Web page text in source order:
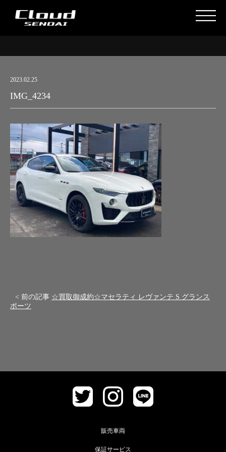
2023.02.25
IMG_4234
< 前の記事 ☆買取御成約☆マセラティ レヴァンテ S グランス
ポーツ
販売車両
保証サービス